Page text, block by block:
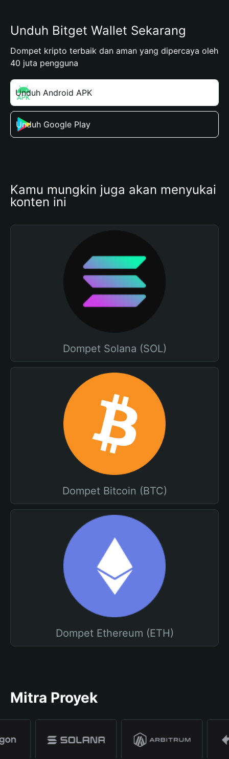
Unduh Bitget Wallet Sekarang
Dompet kripto terbaik dan aman yang dipercaya oleh
40 juta pengguna
Unduh Android APK
Unduh Google Play
Kamu mungkin juga akan menyukai
konten ini
Dompet Solana (SOL)
Dompet Bitcoin (BTC)
Dompet Ethereum (ETH)
Mitra Proyek